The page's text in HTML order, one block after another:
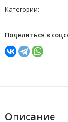
Категории:
Поделиться в
Описание